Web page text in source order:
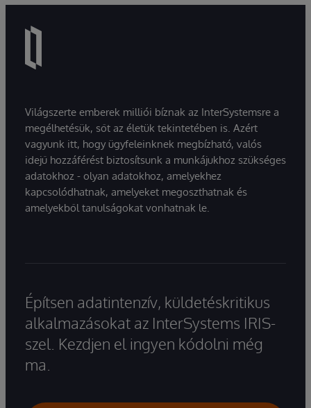
Világszerte emberek milliói bíznak az InterSystemsre a
megélhetésük, sőt az életük tekintetében is. Azért
vagyunk itt, hogy ügyfeleinknek megbízható, valós
idejű hozzáférést biztosítsunk a munkájukhoz szükséges
adatokhoz - olyan adatokhoz, amelyekhez
kapcsolódhatnak, amelyeket megoszthatnak és
amelyekből tanulságokat vonhatnak le.
Építsen adatintenzív, küldetéskritikus
alkalmazásokat az InterSystems IRIS-
szel. Kezdjen el ingyen kódolni még
ma.